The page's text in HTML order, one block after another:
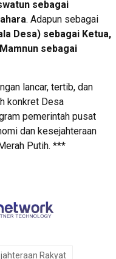
sebagai
. Adapun sebagai
Desa) sebagai Ketua,
sebagai
lancar, tertib, dan
konkret Desa
pemerintah pusat
dan kesejahteraan
Putih. ***
Rakyat